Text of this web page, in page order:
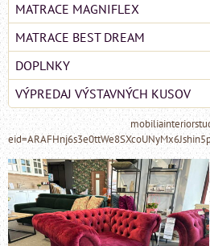
MATRACE MAGNIFLEX
MATRACE BEST DREAM
DOPLNKY
VÝPREDAJ VÝSTAVNÝCH KUSOV